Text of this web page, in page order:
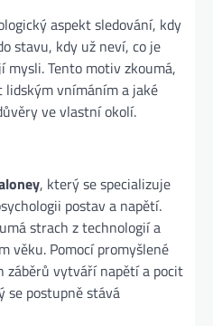
aspekt sledování, kdy
stavu, kdy už neví, co je
mysli. Tento motiv zkoumá,
lidským vnímáním a jaké
ve vlastní okolí.
, který se specializuje
postav a napětí.
strach z technologií a
věku. Pomocí promyšlené
záběrů vytváří napětí a pocit
se postupně stává